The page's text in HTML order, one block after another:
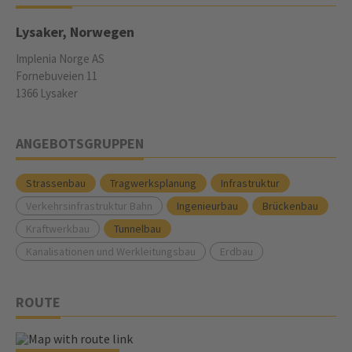
Lysaker, Norwegen
Implenia Norge AS
Fornebuveien 11
1366 Lysaker
ANGEBOTSGRUPPEN
Strassenbau Tragwerksplanung
Infrastruktur
Verkehrsinfrastruktur Bahn
Ingenieurbau
Brückenbau
Kraftwerkbau
Tunnelbau
Kanalisationen und Werkleitungsbau
Erdbau
ROUTE